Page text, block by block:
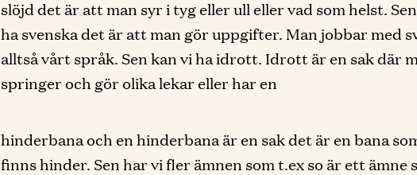
slöjd det är att man syr i tyg eller ull eller vad som helst.
ha svenska det är att man gör uppgifter. Man jobbar med
alltså vårt språk. Sen kan vi ha idrott. Idrott är en sak där
springer och gör olika lekar eller har en
hinderbana och en hinderbana är en sak det är en bana
finns hinder. Sen har vi fler ämnen som t.ex so är ett ämne